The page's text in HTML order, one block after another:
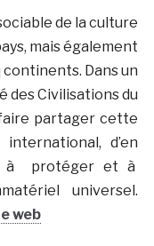
de la culture
mais également
Dans un
des Civilisations du
partager cette
d’en
à protéger et à
universel.
web